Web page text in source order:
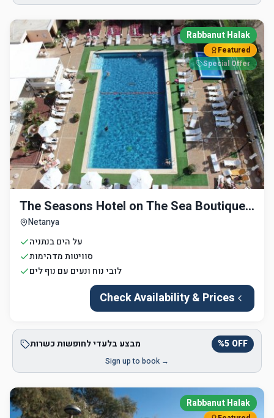
Rabbanut Halak
Featured
Special Offer
The Seasons Hotel on The Sea Boutique
Hotel
Netanya
על הים בנתניה
סוויטות מדהימות
לובי נוח ונעים עם נוף לים
Check Availability & Prices
מבצע בלעדי לחופשות כשרות %5 OFF
Sign up to book →
Rabbanut Halak